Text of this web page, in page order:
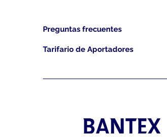
Preguntas frecuentes
Tarifario de Aportadores